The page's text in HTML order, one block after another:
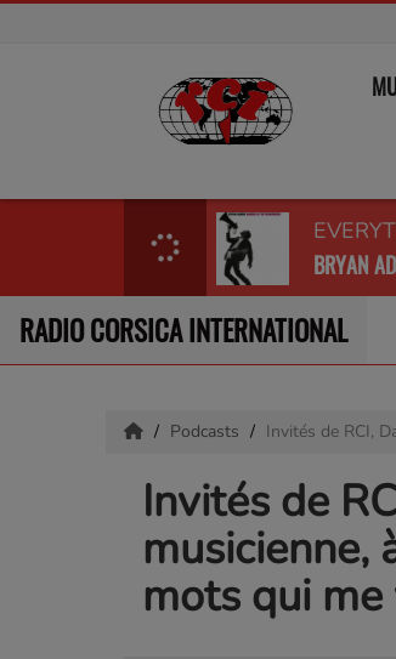
BRYAN
RADIO CORSICA INTERNATIONAL
Podcasts Invités de RCI,
Invités de
musicienne,
mots qui